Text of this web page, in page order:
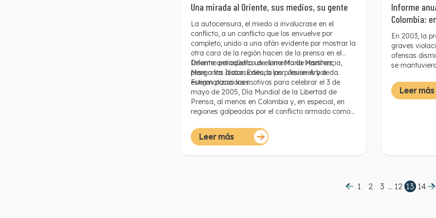
mediante la
¿Qué
la
claridad y la
de vista,
agendas de
cuenta del
Una mirada al Oriente, sus medios, su gente
La autocensura, el miedo a involucrase en el
conflicto, a un conflicto que los envuelve por
completo, unido a una afán evidente por mostrar la
otra cara de la región hacen de la prensa en el
Oriente antioqueño un elemento de resistencia,
pese a las distorsiones, a las presiones y a
estigmatizaciones…
Informe periodístico de: Lina María Martínez,
Margarita Isaza. Editado por: Javier Arboleda.
Fueron pocos los motivos para celebrar el 3 de
mayo de 2005, Día Mundial de la Libertad de
Prensa, al menos en Colombia y, en especial, en
regiones golpeadas por el conflicto armado como
Leer más
Informe
Colombia:
En 2003, la
graves
ofensas
se
la mayoría
corrupción
Leer más
1 2 3 ... 12 13 14